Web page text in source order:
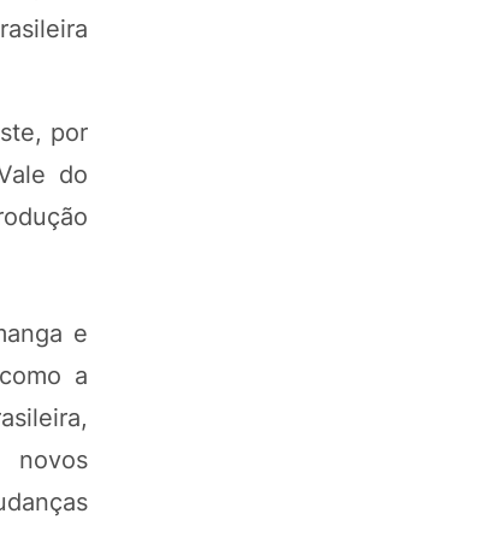
por
do
e
a
novos